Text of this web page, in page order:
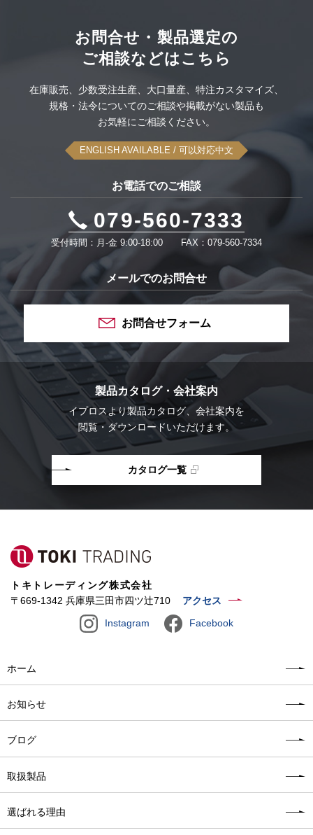
お問合せ・製品選定の
ご相談などはこちら
在庫販売、 少数受注生産、 大口量産、 特注カスタマイズ、
規格・法令についてのご相談や掲載がない製品も
お気軽にご相談ください。
ENGLISH AVAILABLE / 可以対応中文
お電話でのご相談
079-560-7333
受付時間：月-金 9:00-18:00 FAX：079-560-7334
メールでのお問合せ
お問合せフォーム
製品カタログ・会社案内
イプロスより製品カタログ、会社案内を
閲覧・ダウンロードいただけます。
カタログ一覧
トキトレーディング株式会社
〒669-1342 兵庫県三田市四ツ辻710
アクセス
Instagram Facebook
ホーム
お知らせ
ブログ
取扱製品
選ばれる理由